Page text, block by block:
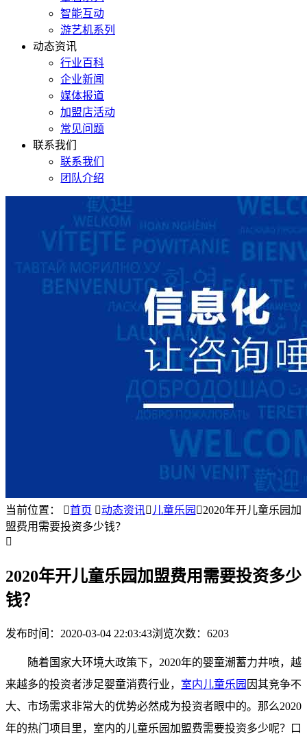
智能互动
游艺机系列
动态资讯
行业百科
企业新闻
媒体报道
加盟店活动
常见问题
联系我们
联系我们
团队介绍
当前位置： 首页 动态资讯 儿童乐园 2020年开儿童乐园加
盟费用需要投资多少钱？

2020年开儿童乐园加盟费用需要投资多少
钱？
发布时间： 2020-03-04 22:03:43浏览次数：6203
随着国家大环境大政策下，2020年的婴童潮蓄力井喷，越
来越多的投资者涉足婴童消费行业， 室内儿童乐园 因其竞争不
大、市场需求非常大的优势必然成为投资者眼中的。那么2020
年的热门项目里，室内的儿童乐园加盟费需要投资多少呢？口